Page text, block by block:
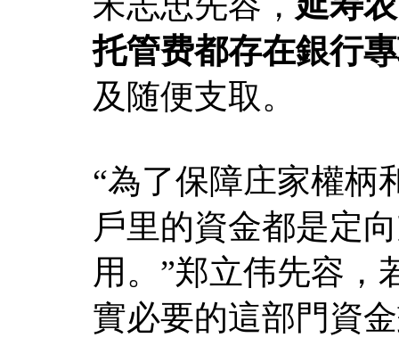
托管费都存在銀行
及随便支取。
“為了保障庄家權柄
戶里的資金都是定
用。”郑立伟先容，
實必要的這部門資